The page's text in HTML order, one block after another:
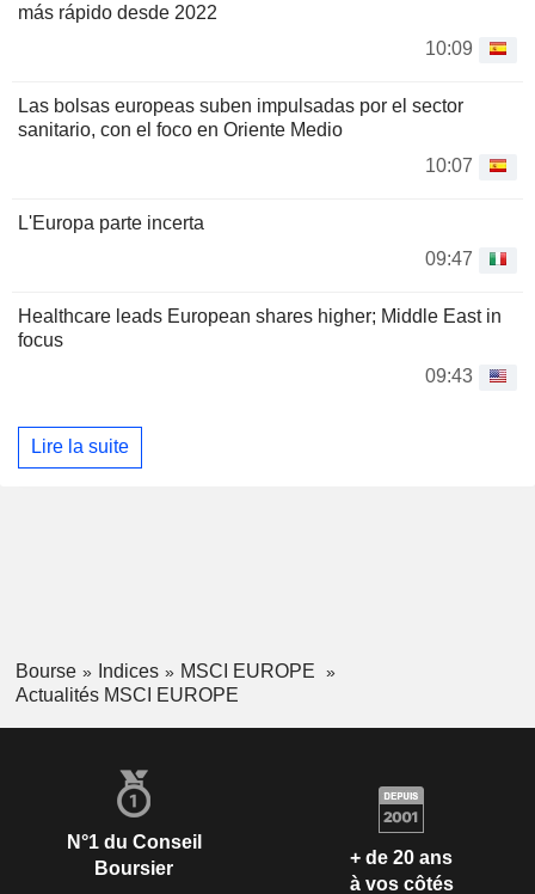
más rápido desde 2022
10:09
Las bolsas europeas suben impulsadas por el sector
sanitario, con el foco en Oriente Medio
10:07
L'Europa parte incerta
09:47
Healthcare leads European shares higher; Middle East in
focus
09:43
Lire la suite
Bourse Indices
MSCI EUROPE
Actualités MSCI EUROPE
N°1 du Conseil
Boursier
+ de 20 ans
à vos côtés